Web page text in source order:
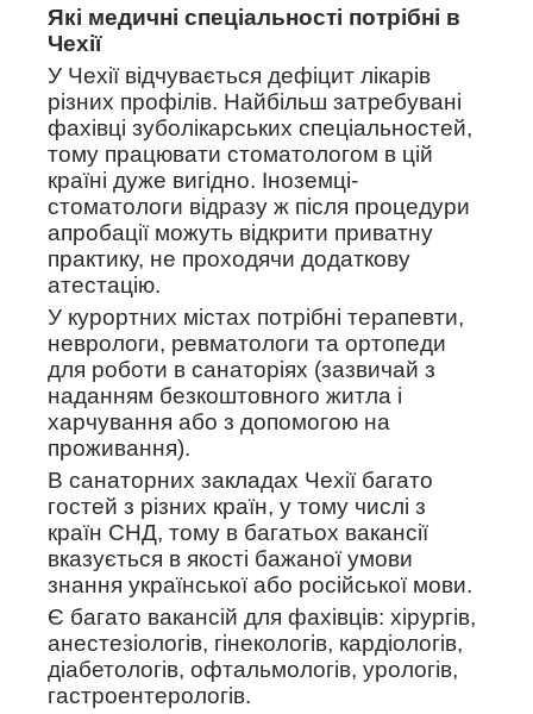
Які медичні спеціальності потрібні в
Чехії
У Чехії відчувається дефіцит лікарів
різних профілів. Найбільш затребувані
фахівці зуболікарських спеціальностей,
тому працювати стоматологом в цій
країні дуже вигідно. Іноземці-
стоматологи відразу ж після процедури
апробації можуть відкрити приватну
практику, не проходячи додаткову
атестацію.
У курортних містах потрібні терапевти,
неврологи, ревматологи та ортопеди
для роботи в санаторіях (зазвичай з
наданням безкоштовного житла і
харчування або з допомогою на
проживання).
В санаторних закладах Чехії багато
гостей з різних країн, у тому числі з
країн СНД, тому в багатьох вакансії
вказується в якості бажаної умови
знання української або російської мови.
Є багато вакансій для фахівців: хірургів,
анестезіологів, гінекологів, кардіологів,
діабетологів, офтальмологів, урологів,
гастроентерологів.